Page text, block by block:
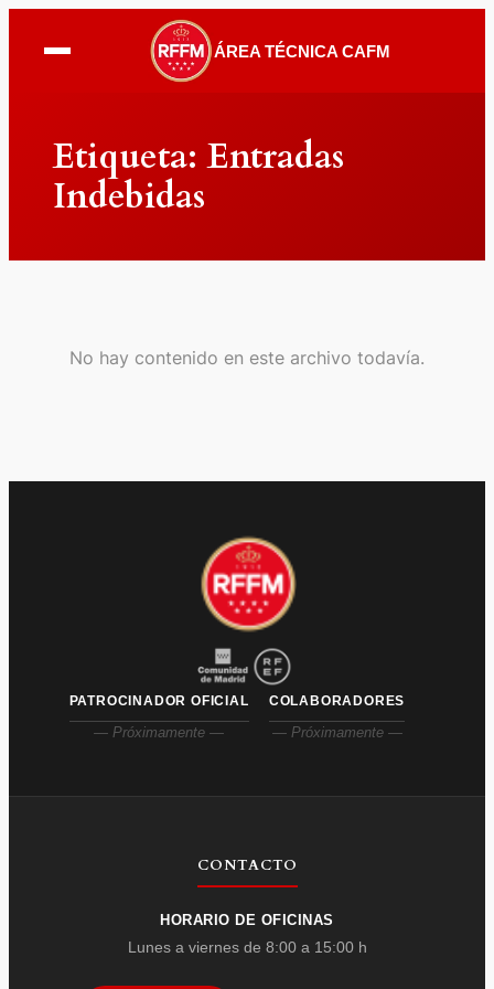
ÁREA TÉCNICA CAFM
contenido
Etiqueta:Entradas
Indebidas
No hay contenido en este archivo todavía.
PATROCINADOR OFICIAL
— Próximamente —
COLABORADORES
— Próximamente —
CONTACTO
HORARIO DE OFICINAS
Lunes a viernes de 8:00 a 15:00 h